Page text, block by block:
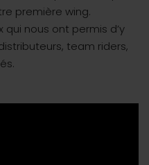
première wing.
nous ont permis d’y
team riders,